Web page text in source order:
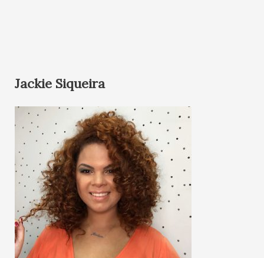
Jackie Siqueira